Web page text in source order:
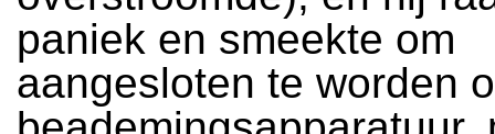
paniek en smeekte om
aangesloten te worden